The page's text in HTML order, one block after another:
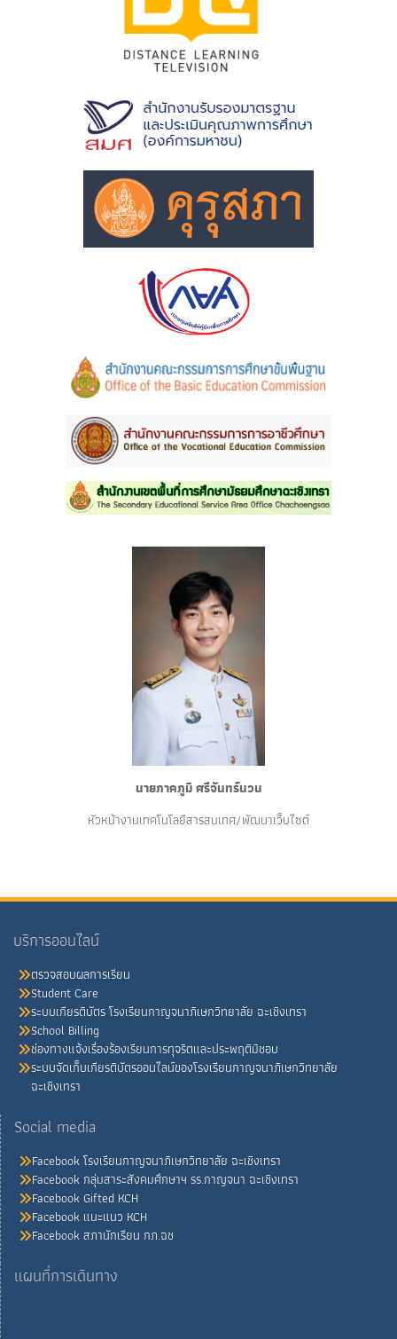
นายภาคภูมิ ศรีจันทร์นวน
หัวหน้างานเทคโนโลยีสารสนเทศ/พัฒนาเว็บไซต์
บริการออนไลน์
ตรวจสอบผลการเรียน
Student Care
ระบบเกียรติบัตร โรงเรียนกาญจนาภิเษกวิทยาลัย ฉะเชิงเทรา
School Billing
ช่องทางแจ้งเรื่องร้องเรียนการทุจริตและประพฤติมิชอบ
ระบบจัดเก็บเกียรติบัตรออนไลน์ของโรงเรียนกาญจนาภิเษกวิทยาลัย
ฉะเชิงเทรา
Social media
Facebook โรงเรียนกาญจนาภิเษกวิทยาลัย ฉะเชิงเทรา
Facebook กลุ่มสาระสังคมศึกษาฯ รร.กาญจนา ฉะเชิงเทรา
Facebook Gifted KCH
Facebook แนะแนว KCH
Facebook สภานักเรียน กภ.ฉช
แผนที่การเดินทาง